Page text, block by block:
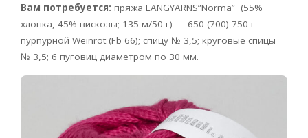
Вам потребуется: пряжа LANGYARNS”Norma” (55%
хлопка, 45% вискозы; 135 м/50 г) — 650 (700) 750 г
пурпурной Weinrot (Fb 66); спицу № 3,5; круговые спицы
№ 3,5; 6 пуговиц диаметром по 30 мм.